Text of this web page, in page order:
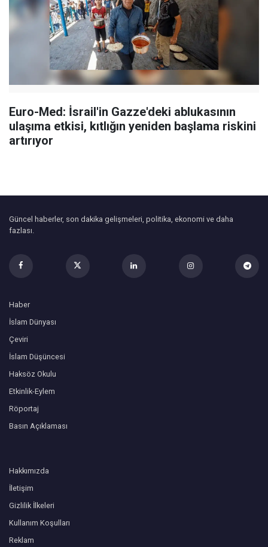
Euro-Med: İsrail'in Gazze'deki ablukasının
ulaşıma etkisi, kıtlığın yeniden başlama riskini
artırıyor
Güncel haberler, son dakika gelişmeleri, politika, ekonomi ve daha
fazlası.
Haber
İslam Dünyası
Çeviri
İslam Düşüncesi
Haksöz Okulu
Etkinlik-Eylem
Röportaj
Basın Açıklaması
Hakkımızda
İletişim
Gizlilik İlkeleri
Kullanım Koşulları
Reklam